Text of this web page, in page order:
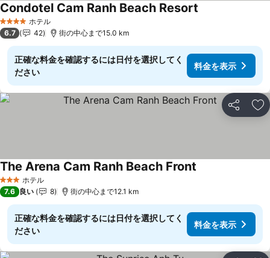
4 ホテルのランク
ホテル
Condotel Cam Ranh Beach Resort
6.7 42 街の中心まで15.0 km
正確な料金を確認するには日付を選択してく
ださい
料金を表示
シェア お
3 ホテルのランク
ホテル
The Arena Cam Ranh Beach Front
7.6 良い 8 街の中心まで12.1 km
正確な料金を確認するには日付を選択してく
ださい
料金を表示